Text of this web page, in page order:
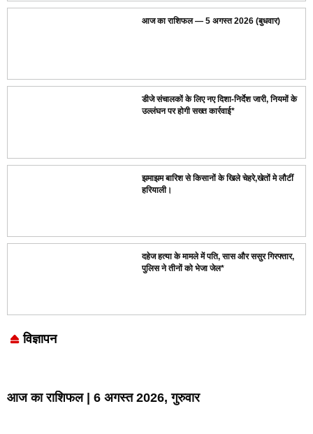
आज का राशिफल — 5 अगस्त 2026 (बुधवार)
डीजे संचालकों के लिए नए दिशा-निर्देश जारी, नियमों के
उल्लंघन पर होगी सख्त कार्रवाई*
झमाझम बारिश से किसानों के खिले चेहरे,खेतों मे लौटीं
हरियाली।
दहेज हत्या के मामले में पति, सास और ससुर गिरफ्तार,
पुलिस ने तीनों को भेजा जेल*
विज्ञापन
आज का राशिफल | 6 अगस्त 2026, गुरुवार